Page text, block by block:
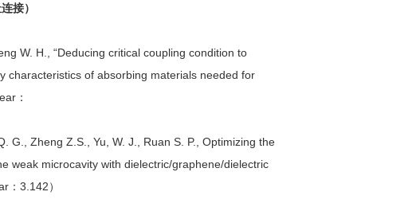
接）
W. H., “Deducing critical coupling condition to
characteristics of absorbing materials needed for
：
G., Zheng Z.S., Yu, W. J., Ruan S. P., Optimizing the
weak microcavity with dielectric/graphene/dielectric
：3.142）